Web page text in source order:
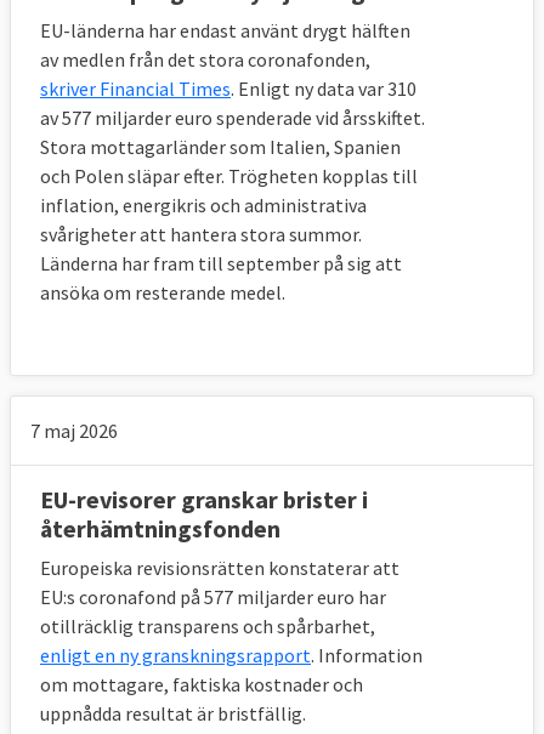
EU-länderna har endast använt drygt hälften
av medlen från det stora coronafonden,
skriver Financial Times. Enligt ny data var 310
av 577 miljarder euro spenderade vid årsskiftet.
Stora mottagarländer som Italien, Spanien
och Polen släpar efter. Trögheten kopplas till
inflation, energikris och administrativa
svårigheter att hantera stora summor.
Länderna har fram till september på sig att
ansöka om resterande medel.
7 maj 2026
EU-revisorer granskar brister i
återhämtningsfonden
Europeiska revisionsrätten konstaterar att
EU:s coronafond på 577 miljarder euro har
otillräcklig transparens och spårbarhet,
enligt en ny granskningsrapport. Information
om mottagare, faktiska kostnader och
uppnådda resultat är bristfällig.